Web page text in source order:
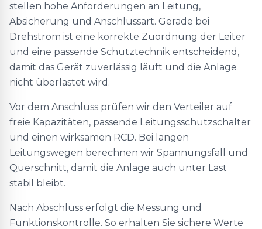
stellen hohe Anforderungen an Leitung,
Absicherung und Anschlussart. Gerade bei
Drehstrom ist eine korrekte Zuordnung der Leiter
und eine passende Schutztechnik entscheidend,
damit das Gerät zuverlässig läuft und die Anlage
nicht überlastet wird.
Vor dem Anschluss prüfen wir den Verteiler auf
freie Kapazitäten, passende Leitungsschutzschalter
und einen wirksamen RCD. Bei langen
Leitungswegen berechnen wir Spannungsfall und
Querschnitt, damit die Anlage auch unter Last
stabil bleibt.
Nach Abschluss erfolgt die Messung und
Funktionskontrolle. So erhalten Sie sichere Werte